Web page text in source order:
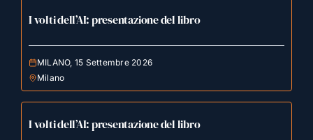
I volti dell’AI: presentazione del libro
MILANO, 15 Settembre 2026
Milano
I volti dell’AI: presentazione del libro